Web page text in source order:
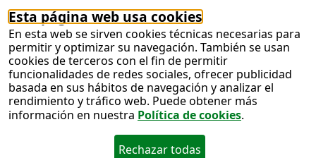
Esta página web usa cookies
En esta web se sirven cookies técnicas necesarias para
permitir y optimizar su navegación. También se usan
cookies de terceros con el fin de permitir
funcionalidades de redes sociales, ofrecer publicidad
basada en sus hábitos de navegación y analizar el
rendimiento y tráfico web. Puede obtener más
información en nuestra Política de cookies.